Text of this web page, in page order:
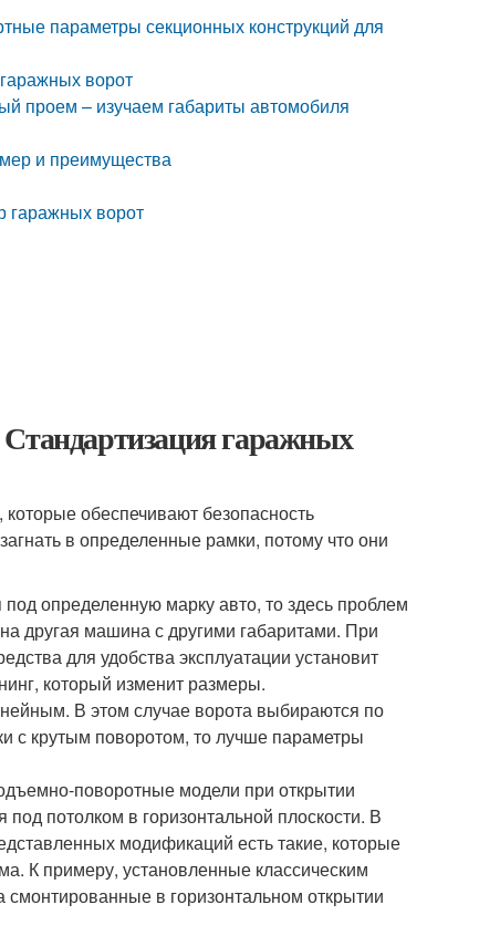
параметры секционных конструкций для
ворот
проем – изучаем габариты автомобиля
и преимущества
гаражных ворот
гаражных
обеспечивают безопасность
в определенные рамки, потому что они
определенную марку авто, то здесь проблем
другая машина с другими габаритами. При
для удобства эксплуатации установит
который изменит размеры.
В этом случае ворота выбираются по
с крутым поворотом, то лучше параметры
поворотные модели при открытии
потолком в горизонтальной плоскости. В
модификаций есть такие, которые
К примеру, установленные классическим
в горизонтальном открытии